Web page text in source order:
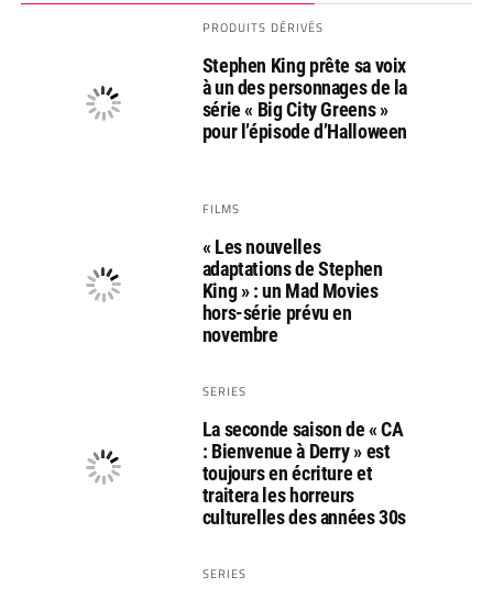
PRODUITS DÉRIVÉS
Stephen King prête sa voix
à un des personnages de la
série « Big City Greens »
pour l’épisode d’Halloween
FILMS
« Les nouvelles
adaptations de Stephen
King » : un Mad Movies
hors-série prévu en
novembre
SERIES
La seconde saison de « CA
: Bienvenue à Derry » est
toujours en écriture et
traitera les horreurs
culturelles des années 30s
SERIES